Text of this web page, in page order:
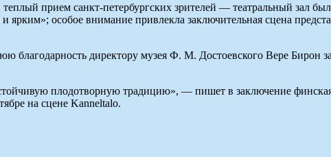
прием санкт-петербургских зрителей — театральный зал
особое внимание привлекла заключительная сцена
директору музея Ф. М. Достоевского Вере Бирон за
плодотворную традицию», — пишет в заключение
на сцене Kanneltalo.